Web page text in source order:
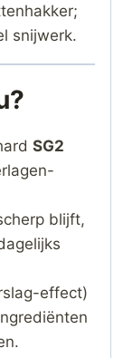
snijwerk.
SG2
blijft,
effect)